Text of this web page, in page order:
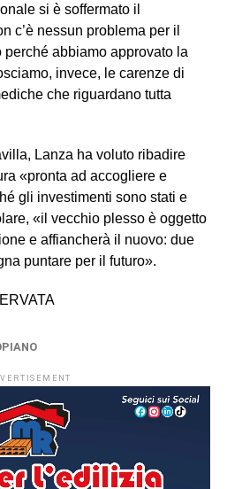
si è soffermato il
c’è nessun problema per il
abbiamo approvato la
invece, le carenze di
che riguardano tutta
Lanza ha voluto ribadire
«pronta ad accogliere e
gli investimenti sono stati e
«il vecchio plesso è oggetto
e affiancherà il nuovo: due
puntare per il futuro».